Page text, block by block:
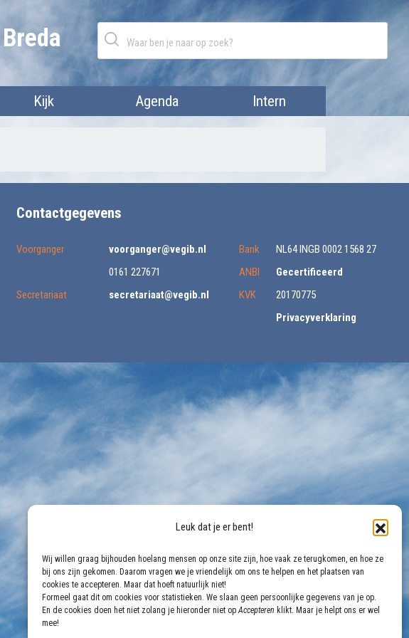
Leuk dat je er bent!
Wij willen graag bijhouden hoelang mensen op onze site zijn, hoe vaak ze terugkomen, en hoe ze
bij ons zijn gekomen. Daarom vragen we je vriendelijk om ons te helpen en het plaatsen van
cookies te accepteren. Maar dat hoeft natuurlijk niet!
Formeel gaat dit om cookies voor statistieken. We slaan geen persoonlijke gegevens van je op.
En de cookies doen het niet zolang je hieronder niet opAccepteren klikt. Maar je helpt ons er wel
mee!
Breda
Kijk Agenda Intern
Contactgegevens
Voorganger
voorganger@vegib.nl
0161 227671
Secretariaat
secretariaat@vegib.nl
Bank
NL64 INGB 0002 1568 27
ANBI
Gecertificeerd
KVK
20170775
Privacyverklaring